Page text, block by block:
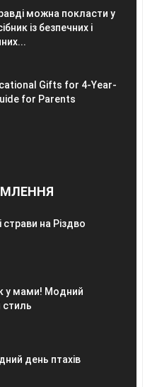
можна покласти у
із безпечних і
Gifts for 4-Year-
for Parents
на Різдво
у мами! Модний
стиль
день птахів